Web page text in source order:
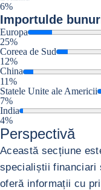
6%
Importul de
Europa
25%
Coreea de Sud
12%
China
11%
Statele Unite ale Americii
7%
India
4%
Perspectivă
Această secțiune
specialiștii financiari
oferă informații cu